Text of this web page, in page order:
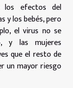
los efectos del
y los bebés, pero
el virus no se
y las mujeres
que el resto de
un mayor riesgo